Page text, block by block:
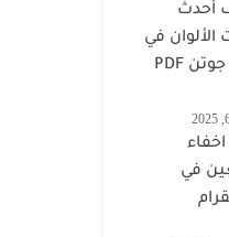
أحدث
في
كتالوج جوتن PDF
في